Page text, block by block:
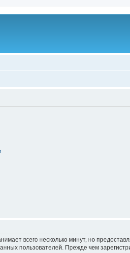
всего несколько минут, но
пользователей. Прежде чем